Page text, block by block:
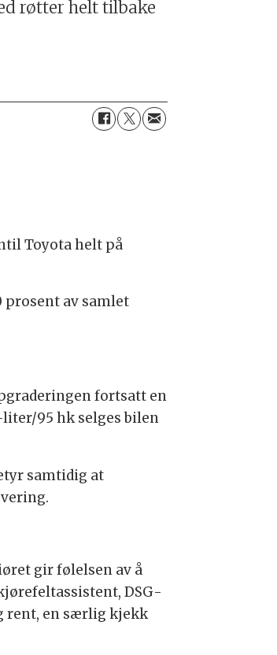
røtter helt tilbake
Toyota helt på
prosent av samlet
fortsatt en
liter/95 hk selges bilen
samtidig at
gir følelsen av å
DSG-
rent, en særlig kjekk